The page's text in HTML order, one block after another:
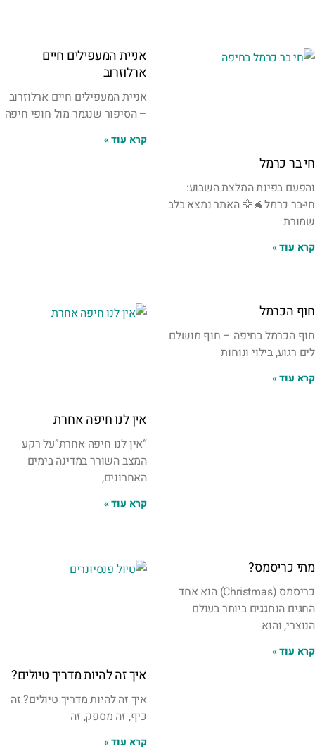
חי בר כרמל
והפעם בפינת המלצת השבוע:
חי-בר כרמל🐐🦅 האתר נמצא בלב
שמורת
קרא עוד »
אניית המעפילים חיים
ארלוזרוב
אניית המעפילים חיים ארלוזרוב
– הסיפור שנגמר מול חופי חיפה
קרא עוד »
חוף הכרמל
חוף הכרמל בחיפה – חוף מושלם
לים רגוע, בילוי ונוחות
קרא עוד »
אין לנו חיפה אחרת
“אין לנו חיפה אחרת”על רקע
המצב השורר במדינה בימים
האחרונים,
קרא עוד »
מתי כריסמס?
כריסמס (Christmas) הוא אחד
החגים הנחגגים ביותר בעולם
הנוצרי, והוא
קרא עוד »
איך זה להיות מדריך טיולים?
איך זה להיות מדריך טיולים? זה
כיף, זה מספק, זה
קרא עוד »